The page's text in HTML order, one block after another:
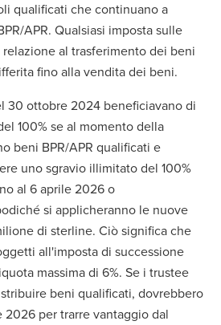
qualificati che continuano a
APR. Qualsiasi imposta sulle
al trasferimento dei beni
fino alla vendita dei beni.
30 ottobre 2024 beneficiavano di
100% se al momento della
beni BPR/APR qualificati e
uno sgravio illimitato del 100%
al 6 aprile 2026 o
si applicheranno le nuove
di sterline. Ciò significa che
all'imposta di successione
massima di 6%. Se i trustee
beni qualificati, dovrebbero
per trarre vantaggio dal